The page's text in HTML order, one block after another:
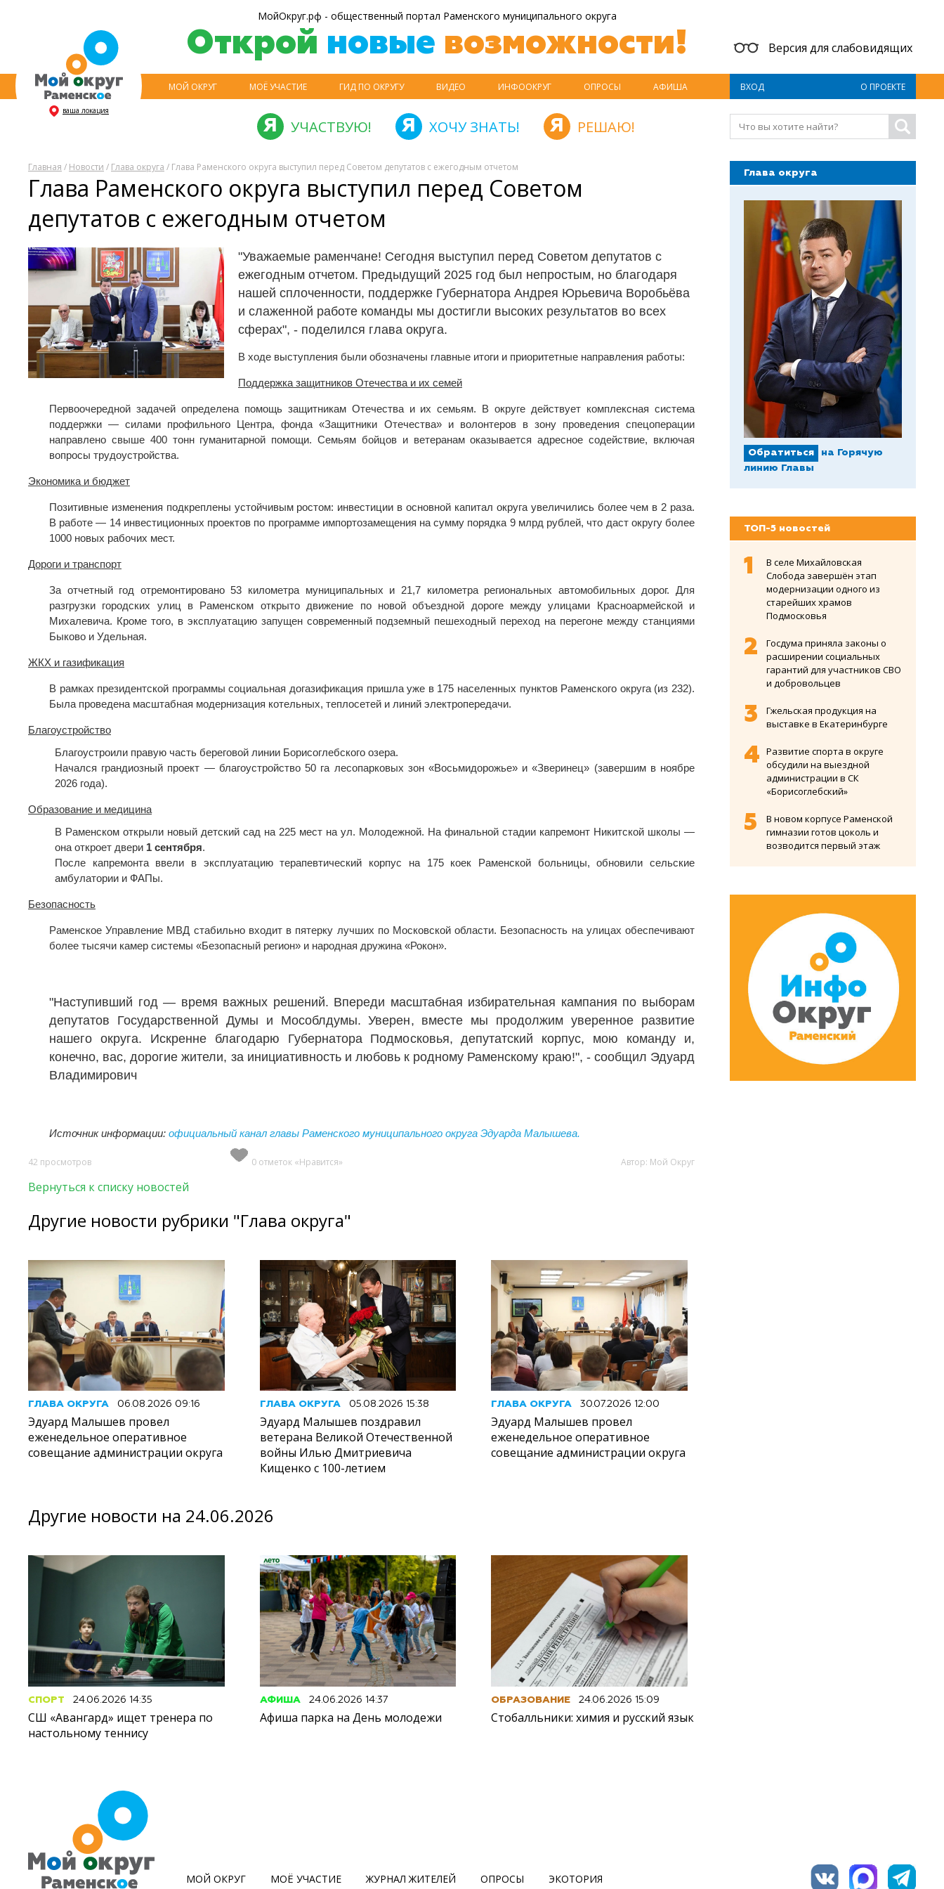
ваша локация
МойОкруг.рф - общественный портал Раменского муниципального округа
Открой новые возможности! Версия для слабовидящих
МОЙ ОКРУГ МОЁ УЧАСТИЕ ГИД ПО ОКРУГУ ВИДЕО ИНФООКРУГ ОПРОСЫ АФИША ВХОД О ПРОЕКТЕ
УЧАСТВУЮ! ХОЧУ ЗНАТЬ! РЕШАЮ!
Главная / Новости / Глава округа / Глава Раменского округа выступил перед Советом депутатов с ежегодным отчетом
Глава Раменского округа выступил перед Советом
депутатов с ежегодным отчетом
"Уважаемые раменчане! Сегодня выступил перед Советом депутатов с
ежегодным отчетом. Предыдущий 2025 год был непростым, но благодаря
нашей сплоченности, поддержке Губернатора Андрея Юрьевича Воробьёва
и слаженной работе команды мы достигли высоких результатов во всех
сферах", - поделился глава округа.
В ходе выступления были обозначены главные итоги и приоритетные направления работы:
Поддержка защитников Отечества и их семей
Первоочередной задачей определена помощь защитникам Отечества и их семьям. В округе действует комплексная система
поддержки — силами профильного Центра, фонда «Защитники Отечества» и волонтеров в зону проведения спецоперации
направлено свыше 400 тонн гуманитарной помощи. Семьям бойцов и ветеранам оказывается адресное содействие, включая
вопросы трудоустройства.
Экономика и бюджет
Позитивные изменения подкреплены устойчивым ростом: инвестиции в основной капитал округа увеличились более чем в 2 раза.
В работе — 14 инвестиционных проектов по программе импортозамещения на сумму порядка 9 млрд рублей, что даст округу более
1000 новых рабочих мест.
Дороги и транспорт
За отчетный год отремонтировано 53 километра муниципальных и 21,7 километра региональных автомобильных дорог. Для
разгрузки городских улиц в Раменском открыто движение по новой объездной дороге между улицами Красноармейской и
Михалевича. Кроме того, в эксплуатацию запущен современный подземный пешеходный переход на перегоне между станциями
Быково и Удельная.
ЖКХ и газификация
В рамках президентской программы социальная догазификация пришла уже в 175 населенных пунктов Раменского округа (из 232).
Была проведена масштабная модернизация котельных, теплосетей и линий электропередачи.
Благоустройство
Благоустроили правую часть береговой линии Борисоглебского озера.
Начался грандиозный проект — благоустройство 50 га лесопарковых зон «Восьмидорожье» и «Зверинец» (завершим в ноябре
2026 года).
Образование и медицина
В Раменском открыли новый детский сад на 225 мест на ул. Молодежной. На финальной стадии капремонт Никитской школы —
она откроет двери 1 сентября.
После капремонта ввели в эксплуатацию терапевтический корпус на 175 коек Раменской больницы, обновили сельские
амбулатории и ФАПы.
Безопасность
Раменское Управление МВД стабильно входит в пятерку лучших по Московской области. Безопасность на улицах обеспечивают
более тысячи камер системы «Безопасный регион» и народная дружина «Рокон».
"Наступивший год — время важных решений. Впереди масштабная избирательная кампания по выборам
депутатов Государственной Думы и Мособлдумы. Уверен, вместе мы продолжим уверенное развитие
нашего округа. Искренне благодарю Губернатора Подмосковья, депутатский корпус, мою команду и,
конечно, вас, дорогие жители, за инициативность и любовь к родному Раменскому краю!", - сообщил Эдуард
Владимирович
Источник информации: официальный канал главы Раменского муниципального округа Эдуарда Малышева.
42 просмотров 0 отметок «Нравится» Автор: Мой Округ
Вернуться к списку новостей
Другие новости рубрики "Глава округа"
ГЛАВА ОКРУГА 06.08.2026 09:16
Эдуард Малышев провел
еженедельное оперативное
совещание администрации округа
ГЛАВА ОКРУГА 05.08.2026 15:38
Эдуард Малышев поздравил
ветерана Великой Отечественной
войны Илью Дмитриевича
Кищенко с 100-летием
ГЛАВА ОКРУГА 30.07.2026 12:00
Эдуард Малышев провел
еженедельное оперативное
совещание администрации округа
Другие новости на 24.06.2026
СПОРТ 24.06.2026 14:35
СШ «Авангард» ищет тренера по
настольному теннису
АФИША 24.06.2026 14:37
Афиша парка на День молодежи
ОБРАЗОВАНИЕ 24.06.2026 15:09
Стобалльники: химия и русский язык
Глава округа
Обратиться
на Горячую
линию Главы
ТОП-5 новостей
В селе Михайловская
Слобода завершён этап
модернизации одного из
старейших храмов
Подмосковья
Госдума приняла законы о
расширении социальных
гарантий для участников СВО
и добровольцев
Гжельская продукция на
выставке в Екатеринбурге
Развитие спорта в округе
обсудили на выездной
администрации в СК
«Борисоглебский»
В новом корпусе Раменской
гимназии готов цоколь и
возводится первый этаж
МОЙ ОКРУГ МОЁ УЧАСТИЕ ЖУРНАЛ ЖИТЕЛЕЙ ОПРОСЫ ЭКОТОРИЯ